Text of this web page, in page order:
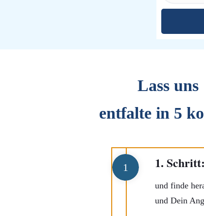
Lass uns
entfalte in 5
1 1.
und finde
und Dein